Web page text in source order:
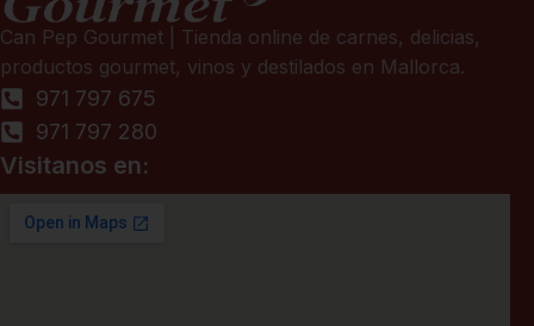
Can Pep Gourmet | Tienda online de carnes, delicias,
productos gourmet, vinos y destilados en Mallorca.
971 797 675
971 797 280
Visitanos en: